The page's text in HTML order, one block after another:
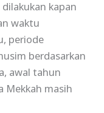
kapan
waktu
periode
berdasarkan
awal tahun
Mekkah masih